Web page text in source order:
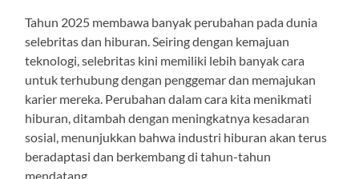
Tahun 2025 membawa banyak perubahan pada dunia
selebritas dan hiburan. Seiring dengan kemajuan
teknologi, selebritas kini memiliki lebih banyak cara
untuk terhubung dengan penggemar dan memajukan
karier mereka. Perubahan dalam cara kita menikmati
hiburan, ditambah dengan meningkatnya kesadaran
sosial, menunjukkan bahwa industri hiburan akan terus
beradaptasi dan berkembang di tahun-tahun
mendatang.